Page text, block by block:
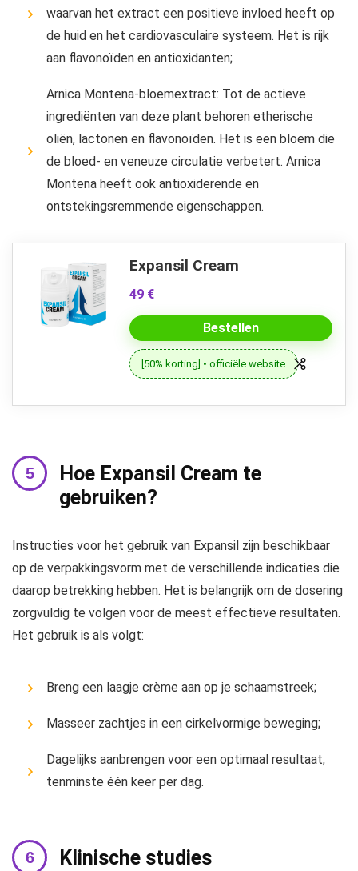
waarvan het extract een positieve invloed heeft op
de huid en het cardiovasculaire systeem. Het is rijk
aan flavonoïden en antioxidanten;
Arnica Montena-bloemextract: Tot de actieve
ingrediënten van deze plant behoren etherische
oliën, lactonen en flavonoïden. Het is een bloem die
de bloed- en veneuze circulatie verbetert. Arnica
Montena heeft ook antioxiderende en
ontstekingsremmende eigenschappen.
Expansil Cream
49 €
Bestellen
[50% korting] • officiële website
Hoe Expansil Cream te
gebruiken?
Instructies voor het gebruik van Expansil zijn beschikbaar
op de verpakkingsvorm met de verschillende indicaties die
daarop betrekking hebben. Het is belangrijk om de dosering
zorgvuldig te volgen voor de meest effectieve resultaten.
Het gebruik is als volgt:
Breng een laagje crème aan op je schaamstreek;
Masseer zachtjes in een cirkelvormige beweging;
Dagelijks aanbrengen voor een optimaal resultaat,
tenminste één keer per dag.
Klinische studies